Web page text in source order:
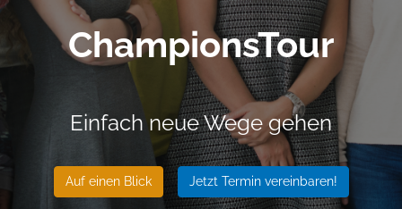
ChampionsTour
Einfach neue Wege gehen
Auf einen Blick Jetzt Termin vereinbaren!